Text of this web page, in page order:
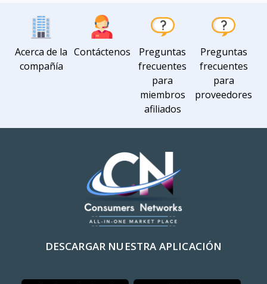
Acerca de la
compañía
Contáctenos
Preguntas
frecuentes
para
miembros
afiliados
Preguntas
frecuentes
para
proveedores
DESCARGAR NUESTRA APLICACIÓN